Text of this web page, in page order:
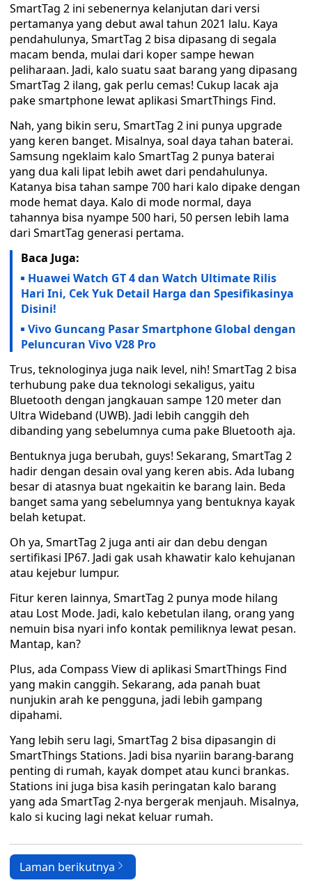
SmartTag 2 ini sebenernya kelanjutan dari versi
pertamanya yang debut awal tahun 2021 lalu. Kaya
pendahulunya, SmartTag 2 bisa dipasang di segala
macam benda, mulai dari koper sampe hewan
peliharaan. Jadi, kalo suatu saat barang yang dipasang
SmartTag 2 ilang, gak perlu cemas! Cukup lacak aja
pake smartphone lewat aplikasi SmartThings Find.
Nah, yang bikin seru, SmartTag 2 ini punya upgrade
yang keren banget. Misalnya, soal daya tahan baterai.
Samsung ngeklaim kalo SmartTag 2 punya baterai
yang dua kali lipat lebih awet dari pendahulunya.
Katanya bisa tahan sampe 700 hari kalo dipake dengan
mode hemat daya. Kalo di mode normal, daya
tahannya bisa nyampe 500 hari, 50 persen lebih lama
dari SmartTag generasi pertama.
Baca Juga:
Huawei Watch GT 4 dan Watch Ultimate Rilis
Hari Ini, Cek Yuk Detail Harga dan Spesifikasinya
Disini!
Vivo Guncang Pasar Smartphone Global dengan
Peluncuran Vivo V28 Pro
Trus, teknologinya juga naik level, nih! SmartTag 2 bisa
terhubung pake dua teknologi sekaligus, yaitu
Bluetooth dengan jangkauan sampe 120 meter dan
Ultra Wideband (UWB). Jadi lebih canggih deh
dibanding yang sebelumnya cuma pake Bluetooth aja.
Bentuknya juga berubah, guys! Sekarang, SmartTag 2
hadir dengan desain oval yang keren abis. Ada lubang
besar di atasnya buat ngekaitin ke barang lain. Beda
banget sama yang sebelumnya yang bentuknya kayak
belah ketupat.
Oh ya, SmartTag 2 juga anti air dan debu dengan
sertifikasi IP67. Jadi gak usah khawatir kalo kehujanan
atau kejebur lumpur.
Fitur keren lainnya, SmartTag 2 punya mode hilang
atau Lost Mode. Jadi, kalo kebetulan ilang, orang yang
nemuin bisa nyari info kontak pemiliknya lewat pesan.
Mantap, kan?
Plus, ada Compass View di aplikasi SmartThings Find
yang makin canggih. Sekarang, ada panah buat
nunjukin arah ke pengguna, jadi lebih gampang
dipahami.
Yang lebih seru lagi, SmartTag 2 bisa dipasangin di
SmartThings Stations. Jadi bisa nyariin barang-barang
penting di rumah, kayak dompet atau kunci brankas.
Stations ini juga bisa kasih peringatan kalo barang
yang ada SmartTag 2-nya bergerak menjauh. Misalnya,
kalo si kucing lagi nekat keluar rumah.
Laman berikutnya